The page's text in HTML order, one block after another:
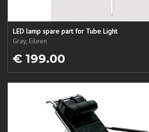
LED lamp spare part for Tube Light
Gray, Eileen
€ 199.00